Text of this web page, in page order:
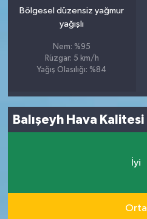
Bölgesel düzensiz yağmur
yağışlı
Nem: %95
Rüzgar: 5 km/h
Yağış Olasılığı: %84
Balışeyh Hava Kalitesi
İyi
Orta